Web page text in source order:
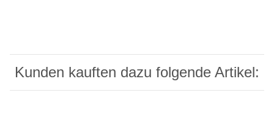
Kunden kauften dazu folgende Artikel: